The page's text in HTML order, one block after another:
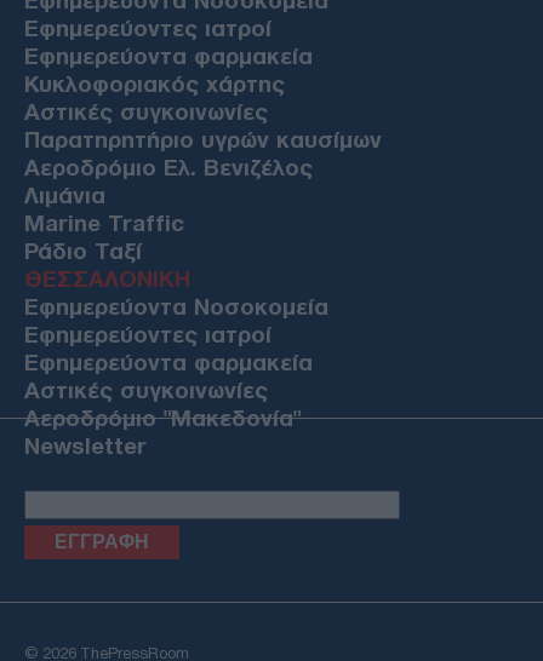
Εφημερεύοντες ιατροί
Εφημερεύοντα φαρμακεία
Κυκλοφοριακός χάρτης
Αστικές συγκοινωνίες
Παρατηρητήριο υγρών καυσίμων
Αεροδρόμιο Ελ. Βενιζέλος
Λιμάνια
Marine Traffic
Ράδιο Ταξί
ΘΕΣΣΑΛΟΝΙΚΗ
Εφημερεύοντα Νοσοκομεία
Εφημερεύοντες ιατροί
Εφημερεύοντα φαρμακεία
Αστικές συγκοινωνίες
Αεροδρόμιο "Μακεδονία"
Newsletter
Email
© 2026 ThePressRoom